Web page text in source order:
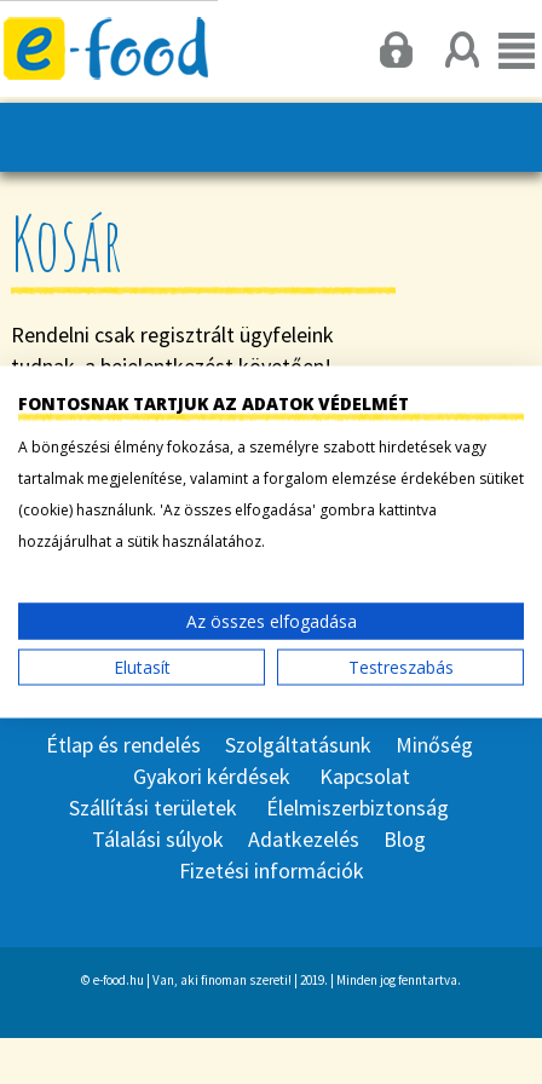
Kosár
Rendelni csak regisztrált ügyfeleink
tudnak, a bejelentkezést követően!
Tudjon meg többet rólunk:
Tudnivalók
Étlap és rendelés Szolgáltatásunk
Minőség
Gyakori kérdések
Kapcsolat
Szállítási területek
Élelmiszerbiztonság
Tálalási súlyok
Adatkezelés
Blog
Fizetési információk
© e-food.hu | Van, aki finoman szereti! | 2019. | Minden jog fenntartva.
FONTOSNAK TARTJUK AZ ADATOK VÉDELMÉT
A böngészési élmény fokozása, a személyre szabott hirdetések vagy
tartalmak megjelenítése, valamint a forgalom elemzése érdekében sütiket
(cookie) használunk. 'Az összes elfogadása' gombra kattintva
hozzájárulhat a sütik használatához.
Az összes elfogadása
Elutasít
Testreszabás